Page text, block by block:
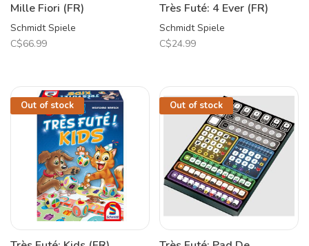
Mille Fiori (FR)
Schmidt Spiele
C$66.99
Très Futé: 4 Ever (FR)
Schmidt Spiele
C$24.99
Out of stock Out of stock